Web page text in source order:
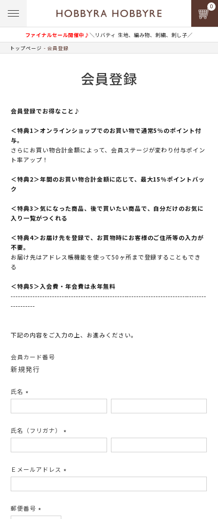
ファイナルセール開催中♪＼リバティ 生地、編み物、刺繍、刺し子／
0
トップページ 会員登録
会員登録
会員登録でお得なこと♪
＜特典1＞オンラインショップでのお買い物で通常5％のポイント付
与。
さらにお買い物合計金額によって、会員ステージが変わり付与ポイン
ト率アップ！
＜特典2＞年間のお買い物合計金額に応じて、最大15％ポイントバッ
ク
＜特典3＞気になった商品、後で買いたい商品で、自分だけのお気に
入り一覧がつくれる
＜特典4＞お届け先を登録で、お買物時にお客様のご住所等の入力が
不要。
お届け先はアドレス帳機能を使って50ヶ所まで登録することもでき
る
＜特典5＞入会費・年会費は永年無料
---------------------------------------------------------------------------------
----------
下記の内容をご入力の上、お進みください。
会員カード番号
新規発行
氏名
須)
氏名（フリガナ）
須)
Ｅメールアドレス
須)
郵便番号